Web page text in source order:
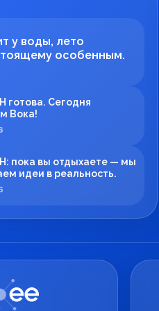
у воды, лето
особенным.
готова. Сегодня
Вока!
пока вы отдыхаете — мы
идеи в реальность.